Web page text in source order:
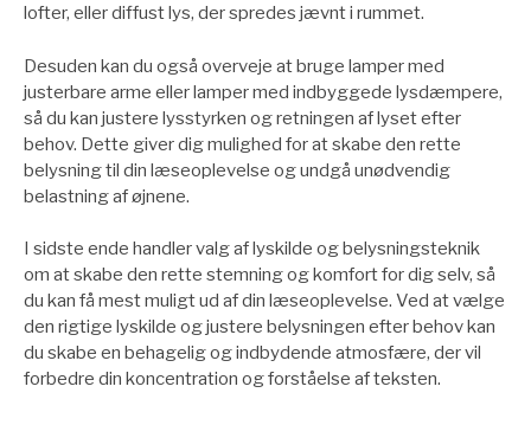
lofter, eller diffust lys, der spredes jævnt i rummet.
Desuden kan du også overveje at bruge lamper med
justerbare arme eller lamper med indbyggede lysdæmpere,
så du kan justere lysstyrken og retningen af lyset efter
behov. Dette giver dig mulighed for at skabe den rette
belysning til din læseoplevelse og undgå unødvendig
belastning af øjnene.
I sidste ende handler valg af lyskilde og belysningsteknik
om at skabe den rette stemning og komfort for dig selv, så
du kan få mest muligt ud af din læseoplevelse. Ved at vælge
den rigtige lyskilde og justere belysningen efter behov kan
du skabe en behagelig og indbydende atmosfære, der vil
forbedre din koncentration og forståelse af teksten.